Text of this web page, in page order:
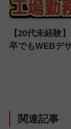
【20代未経験
卒でもWEBデ
関連記事